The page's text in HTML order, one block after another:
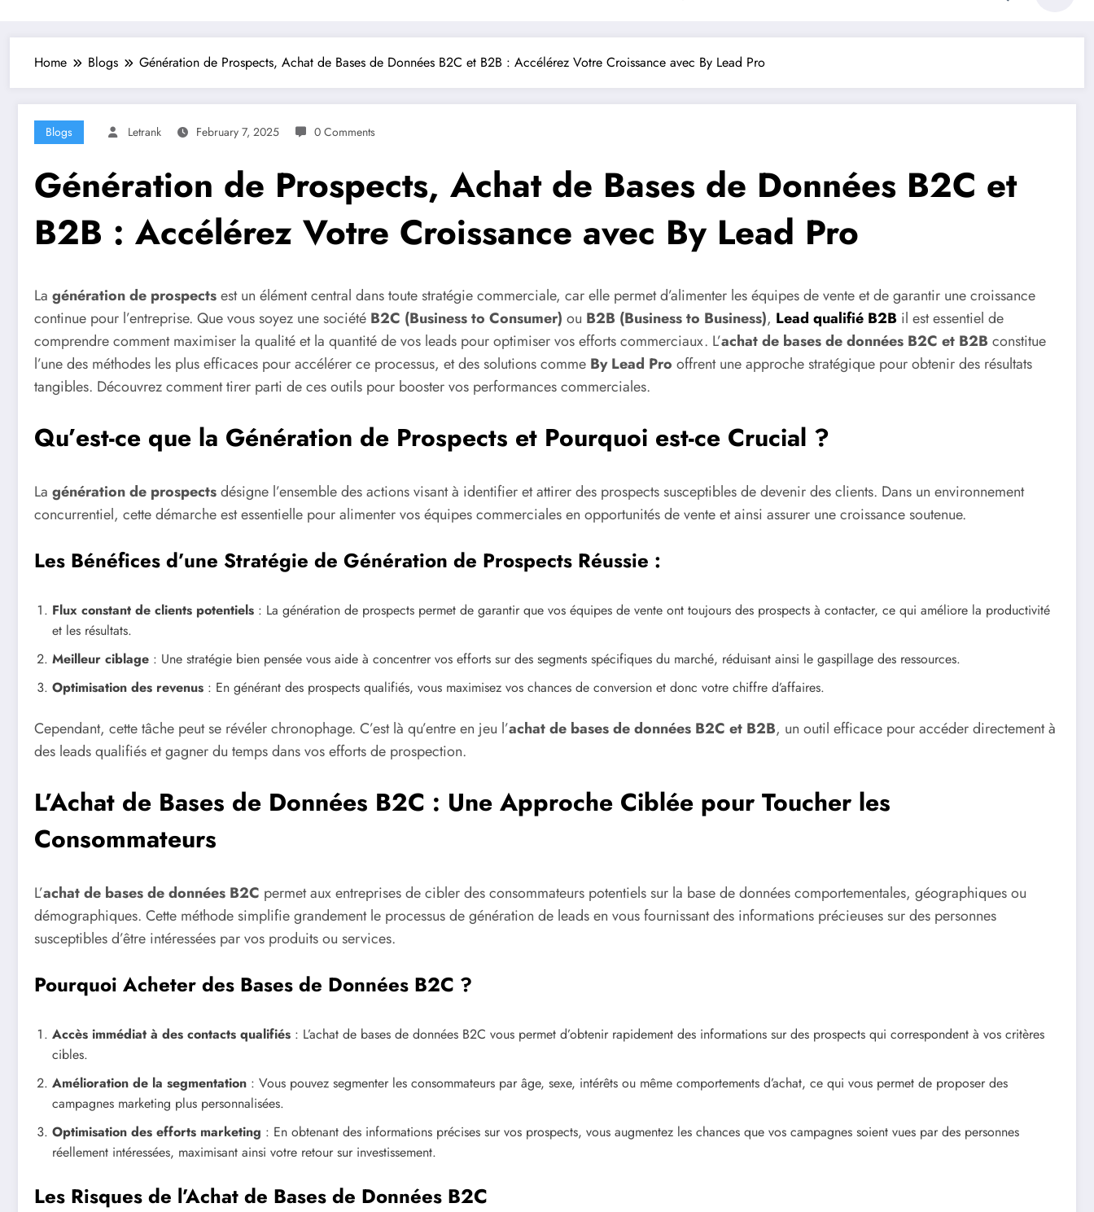
Home Blogs Génération de Prospects, Achat de Bases de Données B2C et B2B : Accélérez Votre Croissance avec By Lead Pro
Blogs Letrank February 7, 2025 0 Comments
Génération de Prospects, Achat de Bases de Données B2C et
B2B : Accélérez Votre Croissance avec By Lead Pro
La génération de prospectsest un élément central dans toute stratégie commerciale, car elle permet d’alimenter les équipes de vente et de garantir une croissance
continue pour l’entreprise. Que vous soyez une société B2C (Business to Consumer) ou B2B (Business to Business), Lead qualifié B2B il est essentiel de
comprendre comment maximiser la qualité et la quantité de vos leads pour optimiser vos efforts commerciaux. L’achat de bases de données B2C et B2B constitue
l’une des méthodes les plus efficaces pour accélérer ce processus, et des solutions comme By Lead Pro offrent une approche stratégique pour obtenir des résultats
tangibles. Découvrez comment tirer parti de ces outils pour booster vos performances commerciales.
Qu’est-ce que la Génération de Prospects et Pourquoi est-ce Crucial ?
La génération de prospectsdésigne l’ensemble des actions visant à identifier et attirer des prospects susceptibles de devenir des clients. Dans un environnement
concurrentiel, cette démarche est essentielle pour alimenter vos équipes commerciales en opportunités de vente et ainsi assurer une croissance soutenue.
Les Bénéfices d’une Stratégie de Génération de Prospects Réussie :
Flux constant de clients potentiels : La génération de prospects permet de garantir que vos équipes de vente ont toujours des prospects à contacter, ce qui améliore la productivité
et les résultats.
Meilleur ciblage : Une stratégie bien pensée vous aide à concentrer vos efforts sur des segments spécifiques du marché, réduisant ainsi le gaspillage des ressources.
Optimisation des revenus : En générant des prospects qualifiés, vous maximisez vos chances de conversion et donc votre chiffre d’affaires.
Cependant, cette tâche peut se révéler chronophage. C’est là qu’entre en jeu l’achat de bases de données B2C et B2B, un outil efficace pour accéder directement à
des leads qualifiés et gagner du temps dans vos efforts de prospection.
L’Achat de Bases de Données B2C : Une Approche Ciblée pour Toucher les
Consommateurs
L’achat de bases de données B2C permet aux entreprises de cibler des consommateurs potentiels sur la base de données comportementales, géographiques ou
démographiques. Cette méthode simplifie grandement le processus de génération de leads en vous fournissant des informations précieuses sur des personnes
susceptibles d’être intéressées par vos produits ou services.
Pourquoi Acheter des Bases de Données B2C ?
Accès immédiat à des contacts qualifiés : L’achat de bases de données B2C vous permet d’obtenir rapidement des informations sur des prospects qui correspondent à vos critères
cibles.
Amélioration de la segmentation : Vous pouvez segmenter les consommateurs par âge, sexe, intérêts ou même comportements d’achat, ce qui vous permet de proposer des
campagnes marketing plus personnalisées.
Optimisation des efforts marketing : En obtenant des informations précises sur vos prospects, vous augmentez les chances que vos campagnes soient vues par des personnes
réellement intéressées, maximisant ainsi votre retour sur investissement.
Les Risques de l’Achat de Bases de Données B2C